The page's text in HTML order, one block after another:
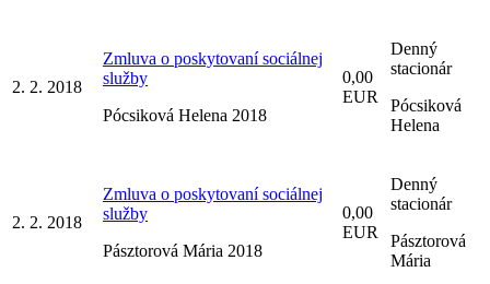
2. 2. 2018
Zmluva o poskytovaní sociálnej
služby
Pócsiková Helena 2018
0,00
EUR
Denný
stacionár
Pócsiková
Helena
2. 2. 2018
Zmluva o poskytovaní sociálnej
služby
Pásztorová Mária 2018
0,00
EUR
Denný
stacionár
Pásztorová
Mária